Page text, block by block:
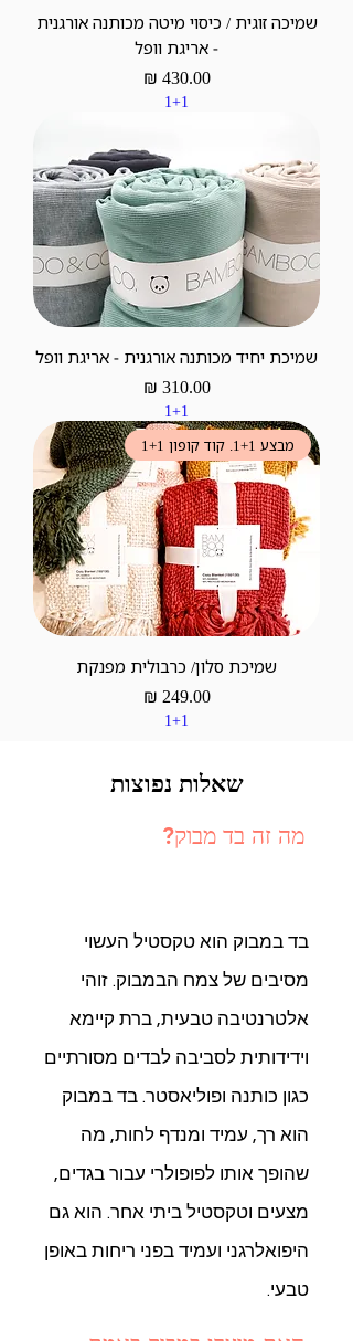
שמיכה זוגית / כיסוי מיטה מכותנה אורגנית
- אריגת וופל
מחיר‏430.00 ‏₪
1+1
שמיכת יחיד מכותנה אורגנית - אריגת וופל
מחיר‏310.00 ‏₪
1+1
מבצע 1+1. קוד קופון 1+1
שמיכת סלון/ כרבולית מפנקת
מחיר‏249.00 ‏₪
1+1
שאלות נפוצות
מה זה בד מבוק?
בד במבוק הוא טקסטיל העשוי
מסיבים של צמח הבמבוק. זוהי
אלטרנטיבה טבעית, ברת קיימא
וידידותית לסביבה לבדים מסורתיים
כגון כותנה ופוליאסטר. בד במבוק
הוא רך, עמיד ומנדף לחות, מה
שהופך אותו לפופולרי עבור בגדים,
מצעים וטקסטיל ביתי אחר. הוא גם
היפואלרגני ועמיד בפני ריחות באופן
טבעי.